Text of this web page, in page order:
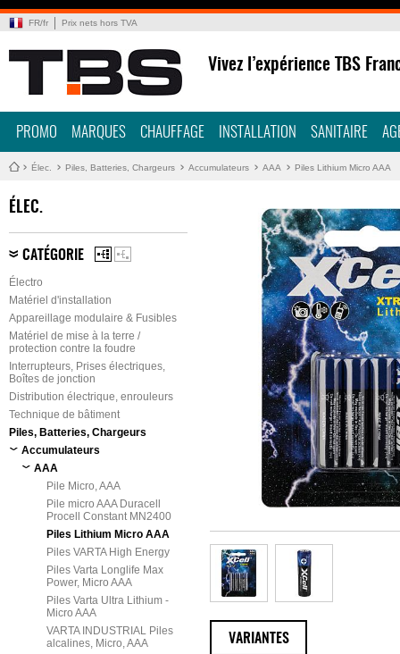
FR/fr Prix nets hors TVA
Vivez l’expérience TBS
PROMO MARQUES CHAUFFAGE INSTALLATION SANITAIRE
Élec. Piles, Batteries, Chargeurs Accumulateurs AAA Piles Lithium Micro AAA
ÉLEC.
CATÉGORIE
Électro
Matériel d'installation
Appareillage modulaire & Fusibles
Matériel de mise à la terre /
protection contre la foudre
Interrupteurs, Prises électriques,
Boîtes de jonction
Distribution électrique, enrouleurs
Technique de bâtiment
Piles, Batteries, Chargeurs
Accumulateurs
AAA
Pile Micro, AAA
Pile micro AAA Duracell
Procell Constant MN2400
Piles Lithium Micro AAA
Piles VARTA High Energy
Piles Varta Longlife Max
Power, Micro AAA
Piles Varta Ultra Lithium -
Micro AAA
VARTA INDUSTRIAL Piles
alcalines, Micro, AAA
VARIANTES